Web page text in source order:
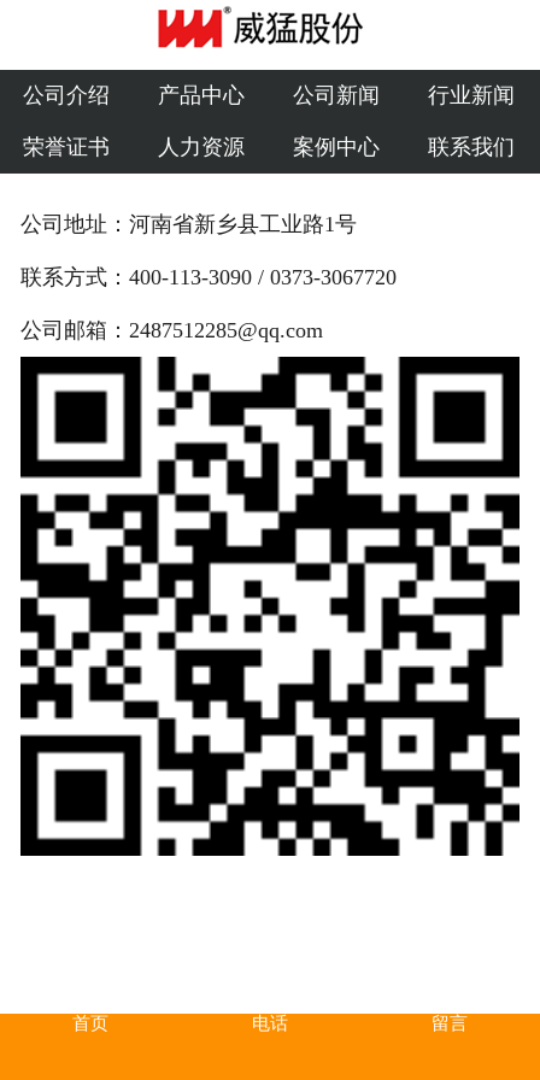
公司介绍
产品中心
公司新闻
行业新闻
荣誉证书
案例中心
联系我们
公司介绍 产品中心 公司新闻 行业新闻
荣誉证书 人力资源 案例中心 联系我们
公司地址：河南省新乡县工业路1号
联系方式：400-113-3090 / 0373-3067720
公司邮箱：2487512285@qq.com
首页 电话 留言